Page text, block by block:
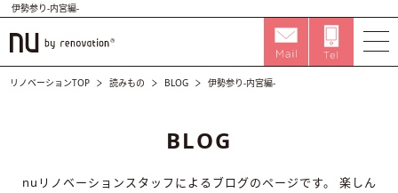
伊勢参り-内宮編-
リノベーションTOP 読みもの BLOG 伊勢参り-内宮編-
BLOG
nuリノベーションスタッフによるブログのページです。
楽しん